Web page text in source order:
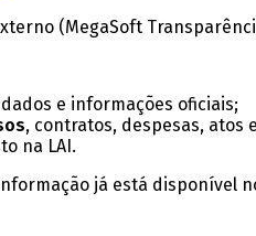
(MegaSoft
e informações oficiais;
, contratos, despesas, atos
na LAI.
já está disponível